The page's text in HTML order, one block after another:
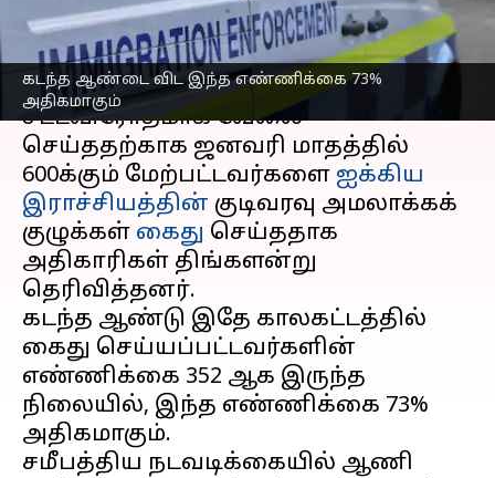
கடந்த ஆண்டை விட இந்த எண்ணிக்கை 73%
அதிகமாகும்
எழுதியவர் Venkatalakshmi V Feb 10, 2025 05:06 pm
செய்தி முன்னோட்டம்
சட்டவிரோதமாக வேலை
செய்ததற்காக ஜனவரி மாதத்தில்
600க்கும் மேற்பட்டவர்களை ஐக்கிய
இராச்சியத்தின் குடிவரவு அமலாக்கக்
குழுக்கள் கைது செய்ததாக
அதிகாரிகள் திங்களன்று
தெரிவித்தனர்.
கடந்த ஆண்டு இதே காலகட்டத்தில்
கைது செய்யப்பட்டவர்களின்
எண்ணிக்கை 352 ஆக இருந்த
நிலையில், இந்த எண்ணிக்கை 73%
அதிகமாகும்.
சமீபத்திய நடவடிக்கையில் ஆணி